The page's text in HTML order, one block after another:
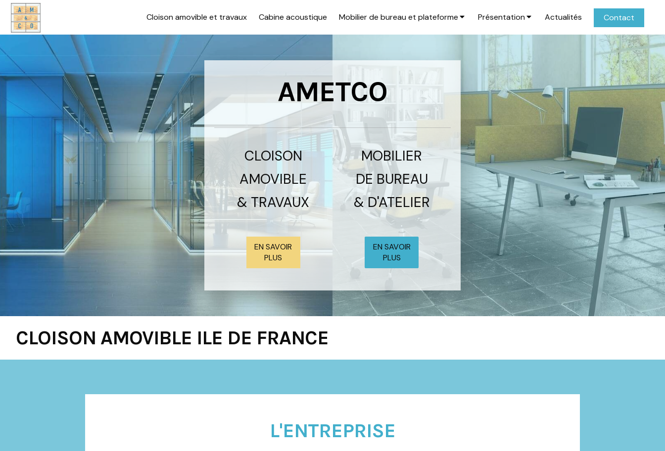
Cloison amovible et travaux Cabine acoustique Mobilier de bureau et plateforme Présentation Actualités Contact
AMETCO
CLOISON
AMOVIBLE
& TRAVAUX
EN SAVOIR
PLUS
MOBILIER
DE BUREAU
& D'ATELIER
EN SAVOIR
PLUS
CLOISON AMOVIBLE ILE DE FRANCE
L'ENTREPRISE